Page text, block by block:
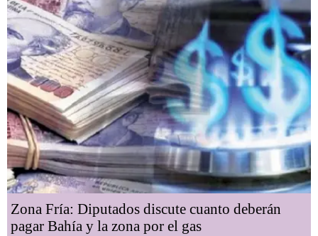
Zona Fría: Diputados discute cuanto deberán
pagar Bahía y la zona por el gas